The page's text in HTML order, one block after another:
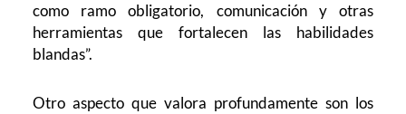
como ramo obligatorio, comunicación y otras
herramientas que fortalecen las habilidades
blandas”.
Otro aspecto que valora profundamente son los